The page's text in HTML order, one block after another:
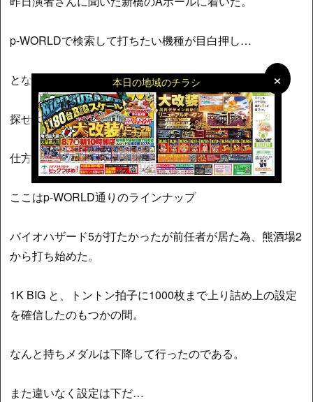
×
×
本日の地域のチラシ
p-WORLDで検索して打ちたい機種が目白押し…
となるはずだった。おかしい…
探せど探せど乗っている機種が無いのである。
仕方なくB店に移動した。
ここはp-WORLD通りのラインナップ
バイオハザード5が打たかったが前任者が居た為、熊酒場2
から打ち始めた。
1K BIG と、トントン拍子に1000枚まで上り詰め上の設定
を確信したのもつかの間。
なんと持ちメダルは下降して行ったのである。
また違いなく設定は下だ…